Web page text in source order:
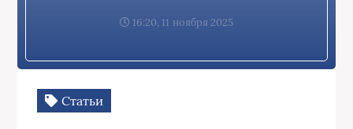
16:20, 11 ноября 2025
Статьи